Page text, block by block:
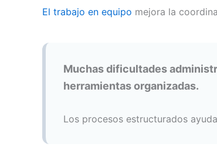
El trabajo en equipo mejora la
Muchas dificultades
herramientas organizadas.
Los procesos estructurados